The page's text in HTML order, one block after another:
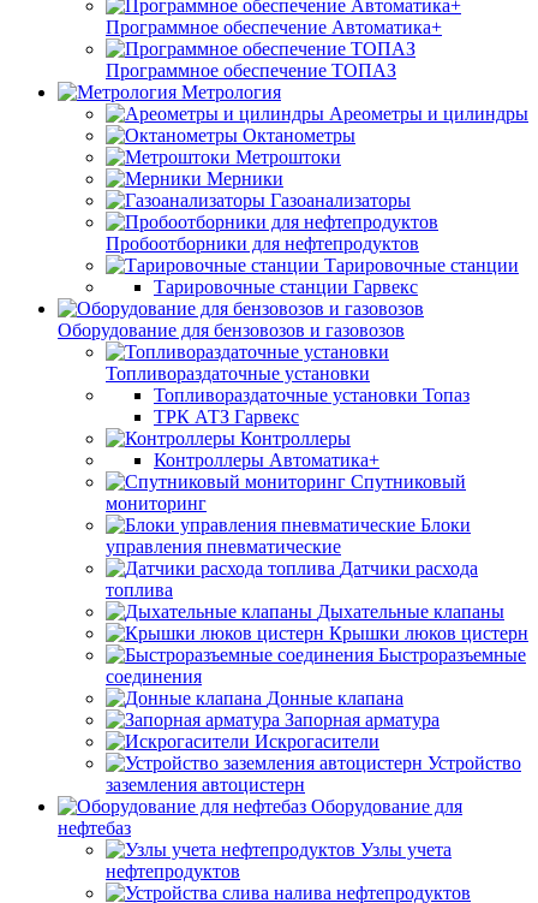
Программное обеспечение Автоматика+
Программное обеспечение ТОПАЗ
Метрология
Ареометры и цилиндры
Октанометры
Метроштоки
Мерники
Газоанализаторы
Пробоотборники для нефтепродуктов
Тарировочные станции
Тарировочные станции Гарвекс
Оборудование для бензовозов и газовозов
Топливораздаточные установки
Топливораздаточные установки Топаз
ТРК АТЗ Гарвекс
Контроллеры
Контроллеры Автоматика+
Спутниковый
мониторинг
Блоки
управления пневматические
Датчики расхода
топлива
Дыхательные клапаны
Крышки люков цистерн
Быстроразъемные
соединения
Донные клапана
Запорная арматура
Искрогасители
Устройство
заземления автоцистерн
Оборудование для
нефтебаз
Узлы учета
нефтепродуктов